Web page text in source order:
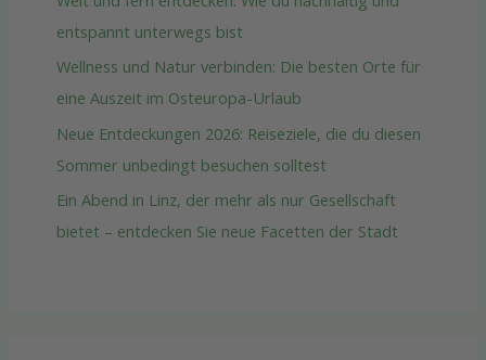
entspannt unterwegs bist
Wellness und Natur verbinden: Die besten Orte für
eine Auszeit im Osteuropa-Urlaub
Neue Entdeckungen 2026: Reiseziele, die du diesen
Sommer unbedingt besuchen solltest
Ein Abend in Linz, der mehr als nur Gesellschaft
bietet – entdecken Sie neue Facetten der Stadt